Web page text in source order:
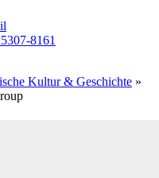
8161
Kultur & Geschichte »